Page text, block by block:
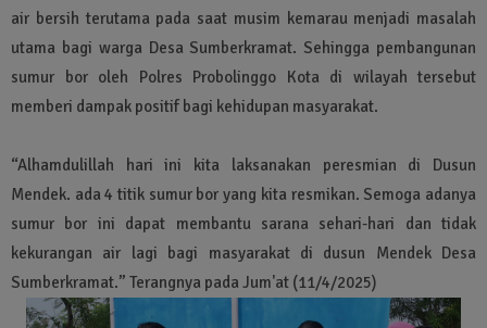
air bersih terutama pada saat musim kemarau menjadi masalah
utama bagi warga Desa Sumberkramat. Sehingga pembangunan
sumur bor oleh Polres Probolinggo Kota di wilayah tersebut
memberi dampak positif bagi kehidupan masyarakat.
“Alhamdulillah hari ini kita laksanakan peresmian di Dusun
Mendek. ada 4 titik sumur bor yang kita resmikan. Semoga adanya
sumur bor ini dapat membantu sarana sehari-hari dan tidak
kekurangan air lagi bagi masyarakat di dusun Mendek Desa
Sumberkramat.” Terangnya pada Jum'at (11/4/2025)